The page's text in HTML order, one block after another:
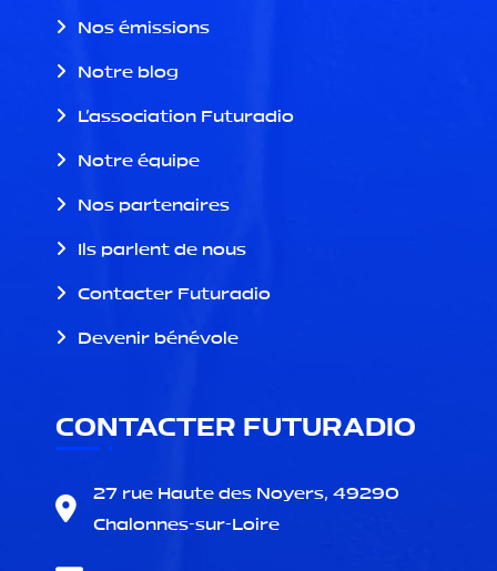
Nos émissions
Notre blog
L'association Futuradio
Notre équipe
Nos partenaires
Ils parlent de nous
Contacter Futuradio
Devenir bénévole
CONTACTER FUTURADIO
27 rue Haute des Noyers, 49290
Chalonnes-sur-Loire